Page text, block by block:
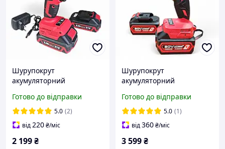
Шурупокрут
акумуляторний
А·год Edon ED-21 PBL
Готово до відправки
5.0 (2)
від220₴/міс
2 199₴
Шурупокрут
акумуляторний
Edon ED-DN20/90PBL
Готово до відправки
5.0 (1)
від360₴/міс
3 599₴